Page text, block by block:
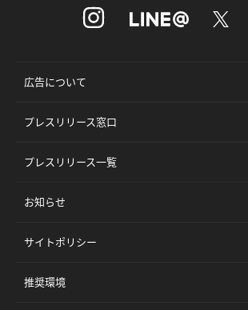
広告について
プレスリリース窓口
プレスリリース一覧
お知らせ
サイトポリシー
推奨環境